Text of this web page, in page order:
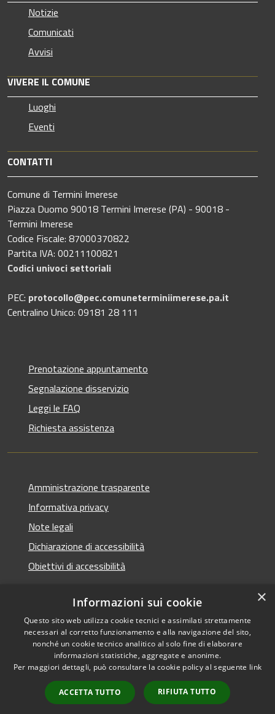
Notizie
Comunicati
Avvisi
VIVERE IL COMUNE
Luoghi
Eventi
CONTATTI
Comune di Termini Imerese
Piazza Duomo 90018 Termini Imerese (PA) - 90018 -
Termini Imerese
Codice Fiscale: 87000370822
Partita IVA: 00211100821
Codici univoci settoriali
PEC: protocollo@pec.comuneterminiimerese.pa.it
Centralino Unico: 09181 28 111
Prenotazione appuntamento
Segnalazione disservizio
Leggi le FAQ
Richiesta assistenza
Amministrazione trasparente
Informativa privacy
Note legali
Dichiarazione di accessibilità
Obiettivi di accessibilità
RSS
Accessibilità
Cookie
Mappa del sito
Webmail - Posta
Copyright © 2026 • Comune di
Termini Imerese • Powered
byMunicipium•
redazione
×
Informazioni sui cookie
Questo sito web utilizza cookie tecnici e assimilati strettamente
necessari al corretto funzionamento e alla navigazione del sito,
nonché un cookie tecnico analitico al solo fine di elaborare
informazioni statistiche, aggregate e anonime.
Per maggiori dettagli, può consultare la cookie policy al seguente link
ACCETTA TUTTO RIFIUTA TUTTO